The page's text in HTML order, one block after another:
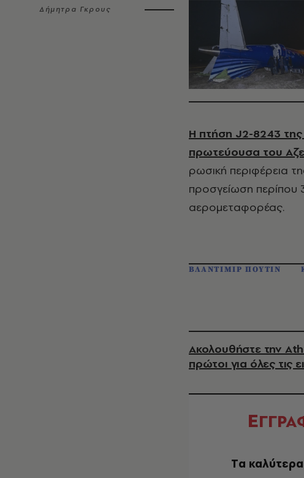
Δήμητρα Γκρους
Η πτήση J2-8243
πρωτεύουσα του
ρωσική περιφέρεια
προσγείωση περίπου
αερομεταφορέας.
ΒΛΑΝΤΙΜΙΡ ΠΟΥΤΙΝ
Ακολουθήστε την
πρώτοι για όλες τις
Ε
Tα